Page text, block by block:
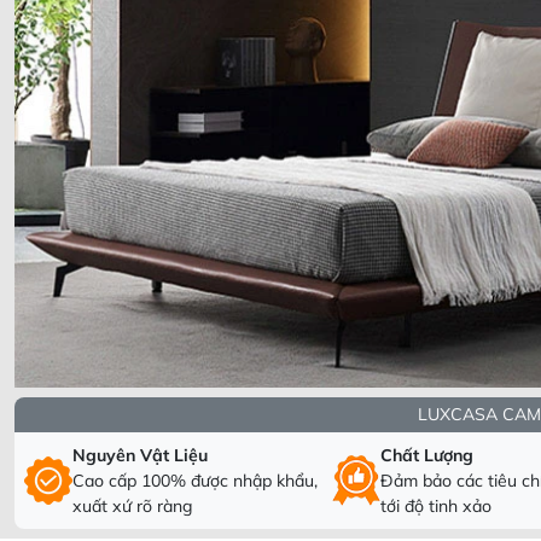
LUXCASA
Nguyên Vật Liệu
Cao cấp 100% được nhập khẩu,
xuất xứ rõ ràng
Chất Lượng
Đảm bảo các tiêu
tới độ tinh xảo